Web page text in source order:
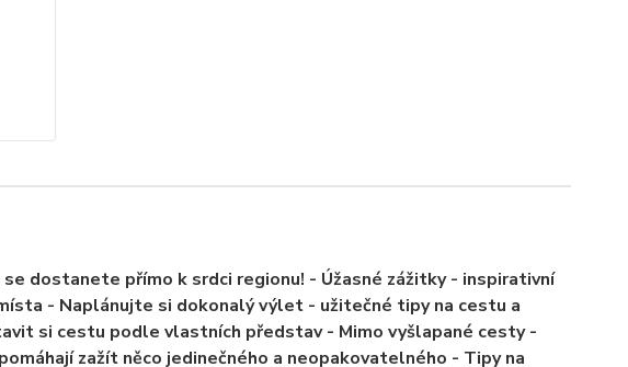
dostanete přímo k srdci regionu! - Úžasné zážitky - inspirativní
- Naplánujte si dokonalý výlet - užitečné tipy na cestu a
si cestu podle vlastních představ - Mimo vyšlapané cesty -
zažít něco jedinečného a neopakovatelného - Tipy na